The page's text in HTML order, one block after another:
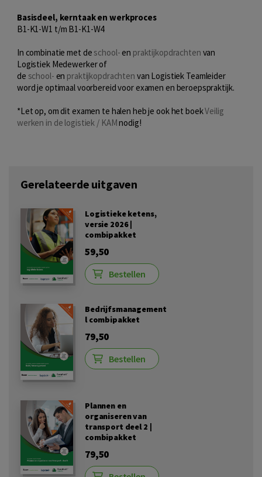
Basisdeel, kerntaak en werkproces
B1-K1-W1 t/m B1-K1-W4
In combinatie met de school-en praktijkopdrachten van
Logistiek Medewerker of
de school- en praktijkopdrachten van Logistiek Teamleider
word je optimaal voorbereid voor examen en beroepspraktijk.
*Let op, om dit examen te halen heb je ook het boekVeilig
werken in de logistiek / KAMnodig!
Gerelateerde uitgaven
Logistieke ketens,
versie 2026 |
combipakket
59,50
Bestellen
Bedrijfsmanagement
l combipakket
79,50
Bestellen
Plannen en
organiseren van
transport deel 2 |
combipakket
79,50